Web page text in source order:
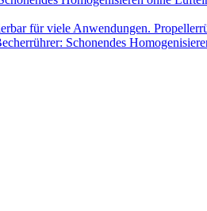
für viele Anwendungen.
Schonendes